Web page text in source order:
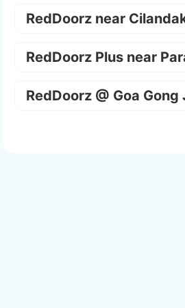
RedDoorz near
RedDoorz Plus near
RedDoorz @ Goa